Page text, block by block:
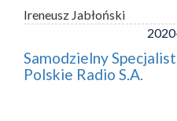
Ireneusz Jabłoński
Samodzielny
Polskie Radio S.A.